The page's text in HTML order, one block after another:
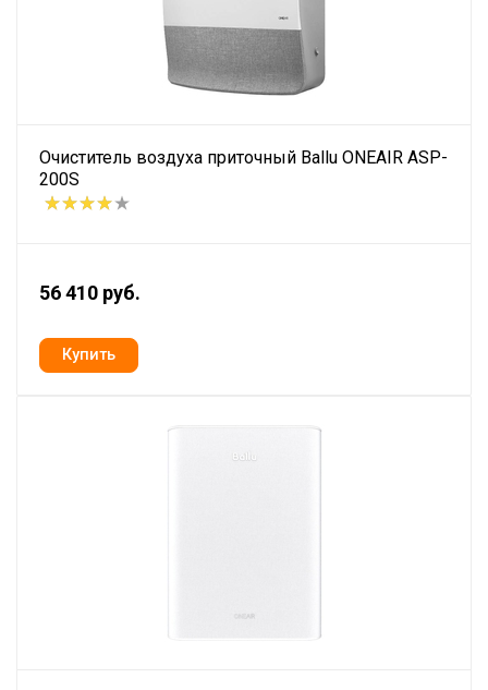
Очиститель воздуха приточный Ballu ONEAIR ASP-
200S
56 410 руб.